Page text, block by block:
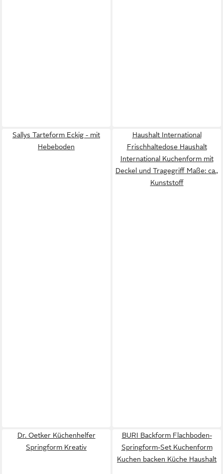
Sallys Tarteform Eckig - mit
Hebeboden
Haushalt International
Frischhaltedose Haushalt
International Kuchenform mit
Deckel und Tragegriff Maße: ca.,
Kunststoff
Dr. Oetker Küchenhelfer
Springform Kreativ
BURI Backform Flachboden-
Springform-Set Kuchenform
Kuchen backen Küche Haushalt